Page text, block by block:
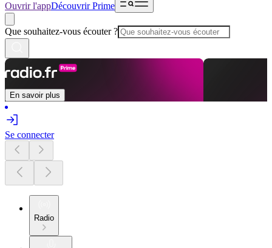
Ouvrir l'appDécouvrir Prime
Que souhaitez-vous écouter ?
En savoir plus
Se connecter
Radio